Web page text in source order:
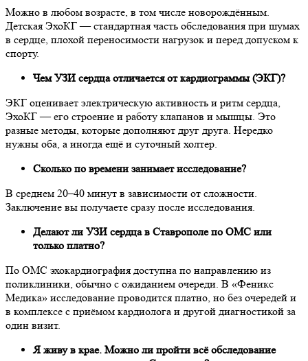
Можно в любом возрасте, в том числе новорождённым.
Детская ЭхоКГ — стандартная часть обследования при шумах
в сердце, плохой переносимости нагрузок и перед допуском к
спорту.
Чем УЗИ сердца отличается от кардиограммы (ЭКГ)?
ЭКГ оценивает электрическую активность и ритм сердца,
ЭхоКГ — его строение и работу клапанов и мышцы. Это
разные методы, которые дополняют друг друга. Нередко
нужны оба, а иногда ещё и суточный холтер.
Сколько по времени занимает исследование?
В среднем 20–40 минут в зависимости от сложности.
Заключение вы получаете сразу после исследования.
Делают ли УЗИ сердца в Ставрополе по ОМС или
только платно?
По ОМС эхокардиография доступна по направлению из
поликлиники, обычно с ожиданием очереди. В «Феникс
Медика» исследование проводится платно, но без очередей и
в комплексе с приёмом кардиолога и другой диагностикой за
один визит.
Я живу в крае. Можно ли пройти всё обследование